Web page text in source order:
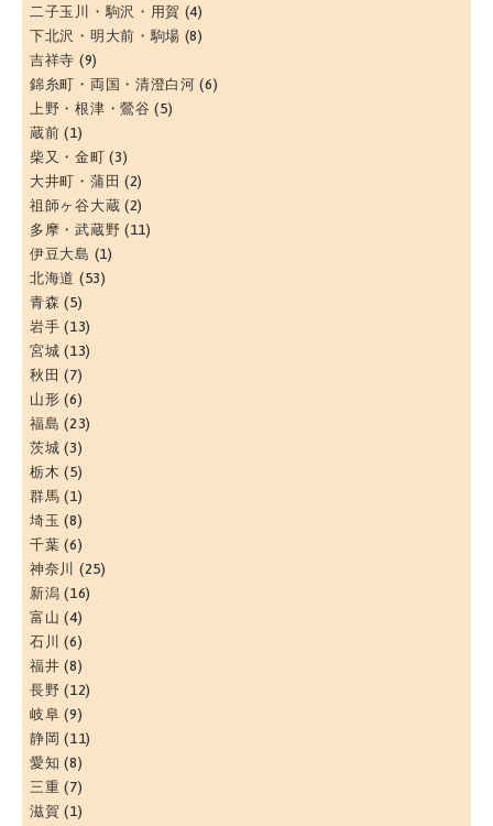
二子玉川・駒沢・用賀 (4)
下北沢・明大前・駒場 (8)
吉祥寺 (9)
錦糸町・両国・清澄白河 (6)
上野・根津・鶯谷 (5)
蔵前 (1)
柴又・金町 (3)
大井町・蒲田 (2)
祖師ヶ谷大蔵 (2)
多摩・武蔵野 (11)
伊豆大島 (1)
北海道 (53)
青森 (5)
岩手 (13)
宮城 (13)
秋田 (7)
山形 (6)
福島 (23)
茨城 (3)
栃木 (5)
群馬 (1)
埼玉 (8)
千葉 (6)
神奈川
(25)
新潟 (16)
富山 (4)
石川 (6)
福井 (8)
長野 (12)
岐阜 (9)
静岡 (11)
愛知 (8)
三重 (7)
滋賀 (1)